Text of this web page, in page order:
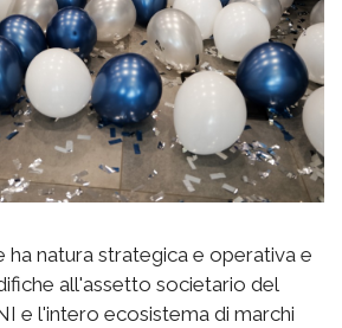
ha natura strategica e operativa e
all'assetto societario del
e l'intero ecosistema di marchi